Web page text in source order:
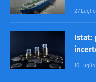
27
Istat:
10